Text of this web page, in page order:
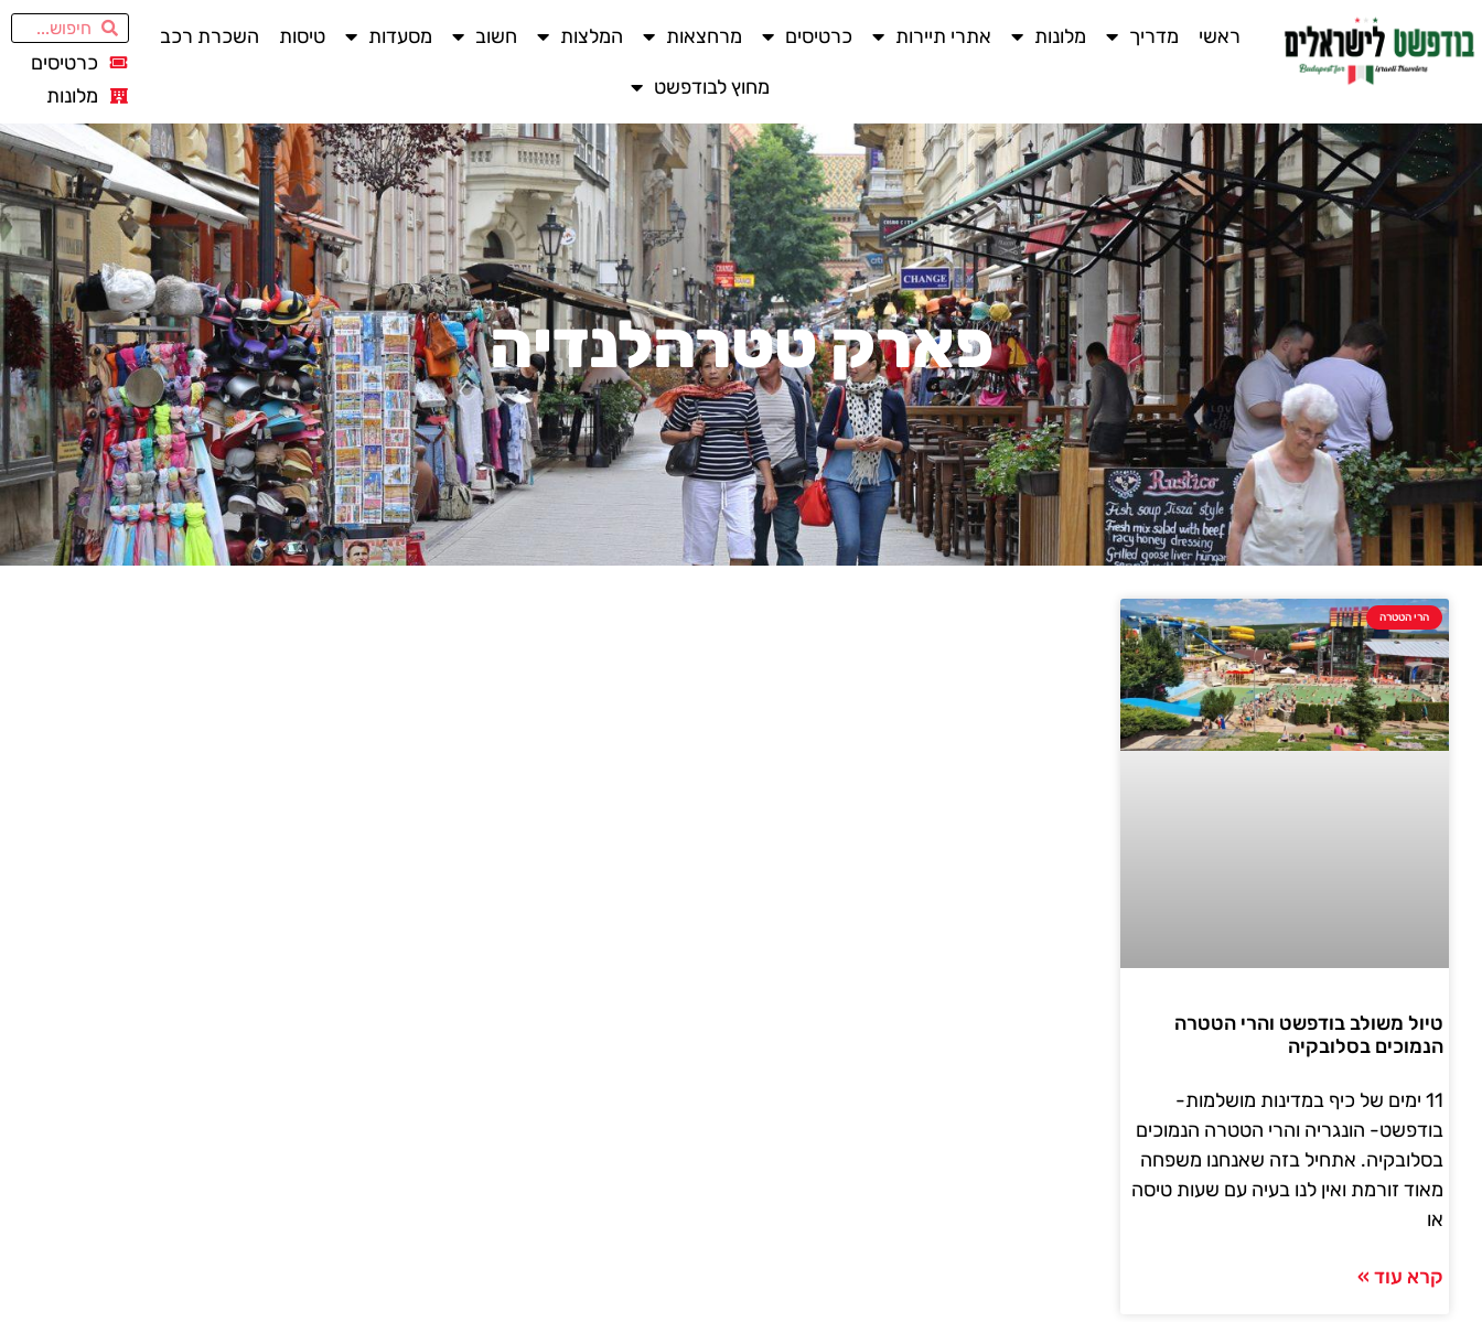
ראשי מדריך מלונות אתרי תיירות כרטיסים מרחצאות המלצות חשוב מסעדות טיסות השכרת רכב
מחוץ לבודפשט
כרטיסים
מלונות
פארק טטרהלנדיה
הרי הטטרה
טיול משולב בודפשט והרי הטטרה
הנמוכים בסלובקיה
11 ימים של כיף במדינות מושלמות-
בודפשט- הונגריה והרי הטטרה הנמוכים
בסלובקיה. אתחיל בזה שאנחנו משפחה
מאוד זורמת ואין לנו בעיה עם שעות טיסה
או
קרא עוד »